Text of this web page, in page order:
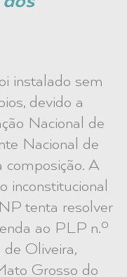
instalado sem
devido a
Nacional de
Nacional de
A
inconstitucional
tenta resolver
ao PLP n.º
Oliveira,
Grosso do